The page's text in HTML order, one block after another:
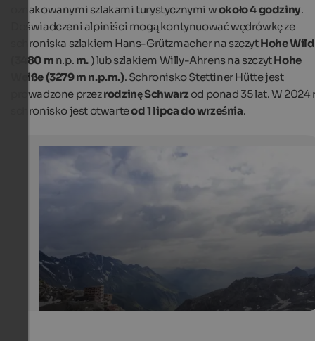
View of the Stettiner Hut and the beautiful views
oznakowanymi szlakami turystycznymi wokoło 4 godziny.
Doświadczeni alpiniści mogą kontynuować wędrówkę ze
schroniska szlakiem Hans-Grützmacher na szczytHohe
(3480 m n.p. m.) lub szlakiem Willy-Ahrens na szczytHohe
Weiße (3279 m n.p.m.). Schronisko Stettiner Hütte jest
prowadzone przezrodzinę Schwarz od ponad 35 lat. W 2024
schronisko jest otwarteod 1 lipca do września.